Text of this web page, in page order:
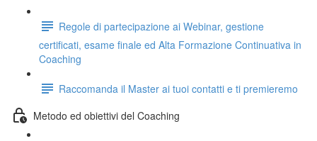
Regole di partecipazione ai Webinar, gestione
certificati, esame finale ed Alta Formazione Continuativa in
Coaching
Raccomanda il Master ai tuoi contatti e ti premieremo
Metodo ed obiettivi del Coaching